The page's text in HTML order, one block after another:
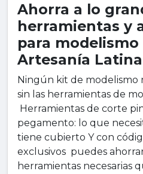
Ahorra a lo
herramientas y
para modelismo
Artesanía Latina
Ningún kit de modelismo
sin las herramientas de
Herramientas de corte
pegamento: lo que
tiene cubierto Y con
exclusivos puedes
herramientas necesarias